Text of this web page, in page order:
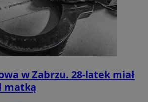
w Zabrzu. 28-latek miał
matką